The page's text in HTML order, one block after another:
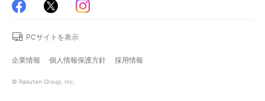
PCサイトを表示
企業情報 個人情報保護方針 採用情報
© Rakuten Group, Inc.